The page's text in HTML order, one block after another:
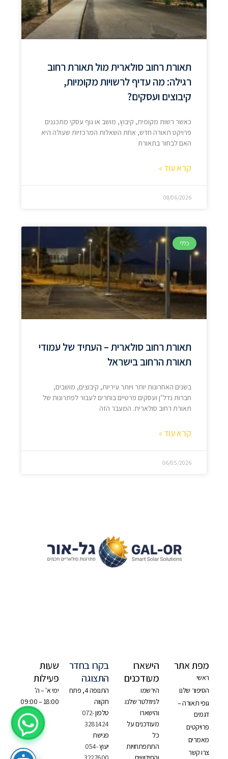
תאורת רחוב סולארית מול תאורת רחוב
רגילה: מה עדיף לרשויות מקומיות,
קיבוצים ועסקים?
כאשר רשות מקומית, קיבוץ, מושב או גוף עסקי מתכננים
פרויקט תאורה חדש, אחת השאלות המרכזיות שעולה היא
האם לבחור בתאורת
קרא עוד »
08/06/2026
כללי
תאורת רחוב סולארית – העתיד של עמודי
תאורת הרחוב בישראל
בשנים האחרונות יותר ויותר עיריות, קיבוצים, מושבים,
חברות נדל"ן ועסקים פרטיים בוחרים לעבור לפתרונות של
תאורת רחוב סולארית. המעבר הזה
קרא עוד »
06/05/2026
בקרו בחדר
התצוגה
התנופה 4, פתח
תקווה
טלפון072-
3281424
פגישת
יעוץ054-
שעות
פעילות
ימי א' – ה'
18:00 – 09:00
מפת אתר
ראשי
הסיפור שלנו
גופי תאורה –
דגמים
פרויקטים
מאמרים
צרו קשר
הישארו
מעודכנים
הירשמו
לניוזלטר שלנו.
והישארו
מעודכנים על
כל
התתפתחויות